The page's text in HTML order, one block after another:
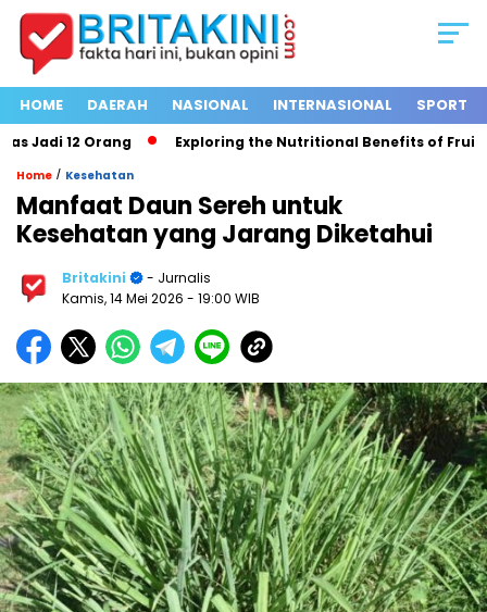
HOME DAERAH NASIONAL INTERNASIONAL SPORT
12 Orang Exploring the Nutritional Benefits of Fruits in
Home / Kesehatan
Manfaat Daun Sereh untuk
Kesehatan yang Jarang Diketahui
Britakini
- Jurnalis
Kamis, 14 Mei 2026 - 19:00 WIB